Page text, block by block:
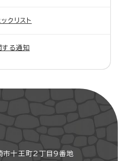
クリスト
する通知
十王町2丁目9番地